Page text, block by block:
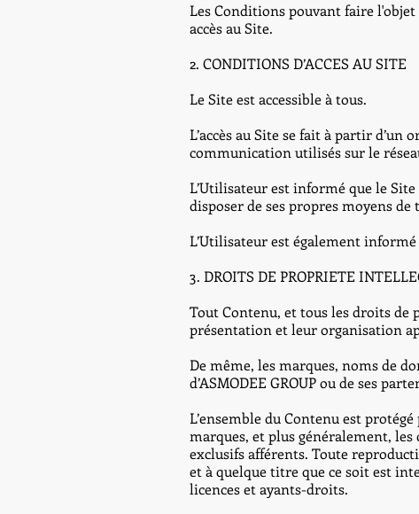
Les Conditions pouvant faire
accès au Site.
2. CONDITIONS D’ACCES AU SITE
Le Site est accessible à tous.
L’accès au Site se fait à partir
communication utilisés sur le
L’Utilisateur est informé que le
disposer de ses propres moyens
L’Utilisateur est également informé
3. DROITS DE PROPRIETE
Tout Contenu, et tous les droits de
présentation et leur organisation
De même, les marques, noms de
d’ASMODEE GROUP ou de ses
L’ensemble du Contenu est
marques, et plus généralement,
exclusifs afférents. Toute
et à quelque titre que ce soit est
licences et ayants-droits.